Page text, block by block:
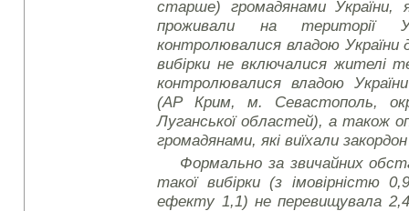
старше) громадянами України,
проживали на території
контролювалися владою
вибірки не включалися жителі
контролювалися владою
(АР Крим, м. Севастополь,
Луганської областей), а також
громадянами, які виїхали
Формально за звичайних
такої вибірки (з імовірністю
ефекту 1,1) не перевищувала